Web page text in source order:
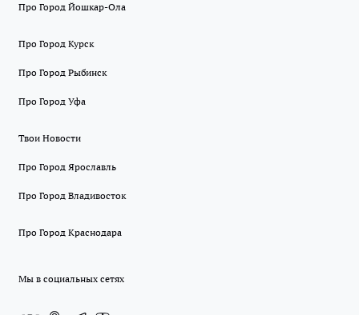
Про Город Йошкар-Ола
Про Город Курск
Про Город Рыбинск
Про Город Уфа
Твои Новости
Про Город Ярославль
Про Город Владивосток
Про Город Краснодара
Мы в социальных сетях